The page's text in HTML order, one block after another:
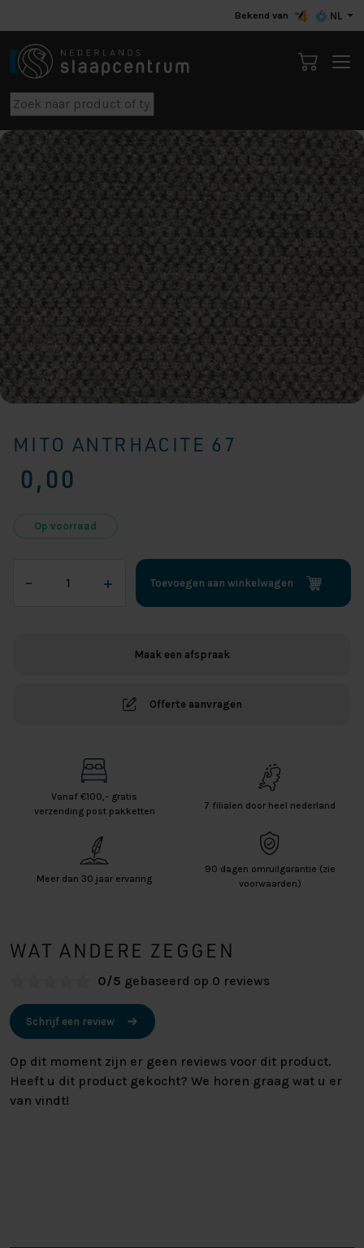
Bekend van NL
MITO ANTRHACITE 67
0,00
Op voorraad
–
Antrhacite
+ Toevoegen aan winkelwagen
Maak een afspraak
Offerte aanvragen
Vanaf €100,- gratis
verzending post pakketten
7 filialen door heel nederland
Meer dan 30 jaar ervaring
90 dagen omruilgarantie (zie
voorwaarden)
WAT ANDERE ZEGGEN
0/5 gebaseerd op 0 reviews
Schrijf een review
Op dit moment zijn er geen reviews voor dit product.
Heeft u dit product gekocht? We horen graag wat u er
van vindt!